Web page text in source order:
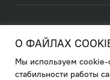
Политика в
О ФАЙЛАХ
Мы используем
стабильности работы